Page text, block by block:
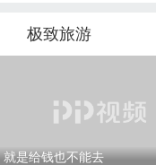
极致旅游
就是给钱也不能去